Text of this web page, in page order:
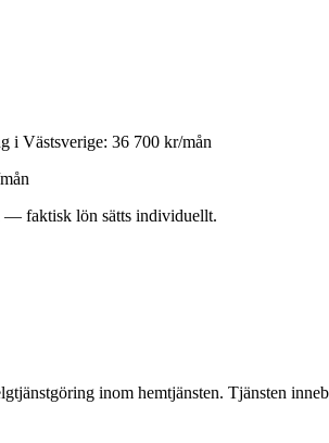
i Västsverige: 36 700 kr/mån
— faktisk lön sätts individuellt.
inom hemtjänsten. Tjänsten